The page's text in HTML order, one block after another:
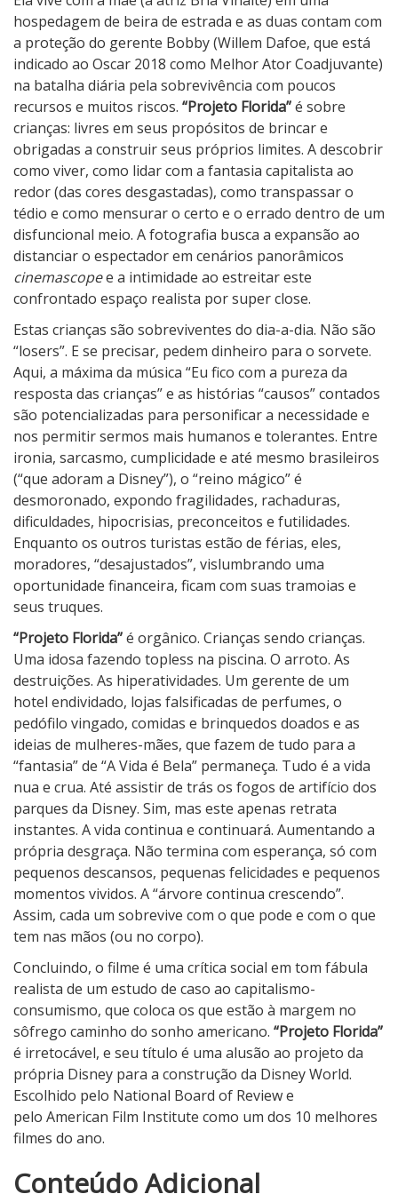
hospedagem de beira de estrada e as duas contam com
a proteção do gerente Bobby (Willem Dafoe, que está
indicado ao Oscar 2018 como Melhor Ator Coadjuvante)
na batalha diária pela sobrevivência com poucos
recursos e muitos riscos. “Projeto Florida”é sobre
crianças: livres em seus propósitos de brincar e
obrigadas a construir seus próprios limites. A descobrir
como viver, como lidar com a fantasia capitalista ao
redor (das cores desgastadas), como transpassar o
tédio e como mensurar o certo e o errado dentro de um
disfuncional meio. A fotografia busca a expansão ao
distanciar o espectador em cenários panorâmicos
cinemascopee a intimidade ao estreitar este
confrontado espaço realista por super close.
Estas crianças são sobreviventes do dia-a-dia. Não são
“losers”. E se precisar, pedem dinheiro para o sorvete.
Aqui, a máxima da música “Eu fico com a pureza da
resposta das crianças” e as histórias “causos” contados
são potencializadas para personificar a necessidade e
nos permitir sermos mais humanos e tolerantes. Entre
ironia, sarcasmo, cumplicidade e até mesmo brasileiros
(“que adoram a Disney”), o “reino mágico” é
desmoronado, expondo fragilidades, rachaduras,
dificuldades, hipocrisias, preconceitos e futilidades.
Enquanto os outros turistas estão de férias, eles,
moradores, “desajustados”, vislumbrando uma
oportunidade financeira, ficam com suas tramoias e
seus truques.
“Projeto Florida”é orgânico. Crianças sendo crianças.
Uma idosa fazendo topless na piscina. O arroto. As
destruições. As hiperatividades. Um gerente de um
hotel endividado, lojas falsificadas de perfumes, o
pedófilo vingado, comidas e brinquedos doados e as
ideias de mulheres-mães, que fazem de tudo para a
“fantasia” de “A Vida é Bela” permaneça. Tudo é a vida
nua e crua. Até assistir de trás os fogos de artifício dos
parques da Disney. Sim, mas este apenas retrata
instantes. A vida continua e continuará. Aumentando a
própria desgraça. Não termina com esperança, só com
pequenos descansos, pequenas felicidades e pequenos
momentos vividos. A “árvore continua crescendo”.
Assim, cada um sobrevive com o que pode e com o que
tem nas mãos (ou no corpo).
Concluindo, o filme é uma crítica social em tom fábula
realista de um estudo de caso ao capitalismo-
consumismo, que coloca os que estão à margem no
sôfrego caminho do sonho americano. “Projeto Florida”
é irretocável, e seu título é uma alusão ao projeto da
própria Disney para a construção da Disney World.
Escolhido pelo National Board of Review e
pelo American Film Institute como um dos 10 melhores
filmes do ano.
N
Conteúdo Adicional